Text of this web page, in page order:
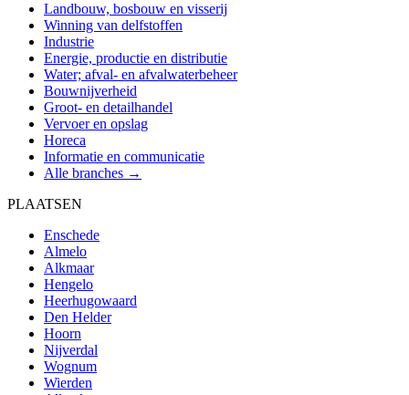
Landbouw, bosbouw en visserij
Winning van delfstoffen
Industrie
Energie, productie en distributie
Water; afval- en afvalwaterbeheer
Bouwnijverheid
Groot- en detailhandel
Vervoer en opslag
Horeca
Informatie en communicatie
Alle branches →
PLAATSEN
Enschede
Almelo
Alkmaar
Hengelo
Heerhugowaard
Den Helder
Hoorn
Nijverdal
Wognum
Wierden